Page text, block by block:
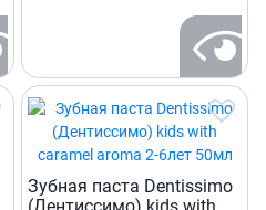
Зубная паста Dentissimo